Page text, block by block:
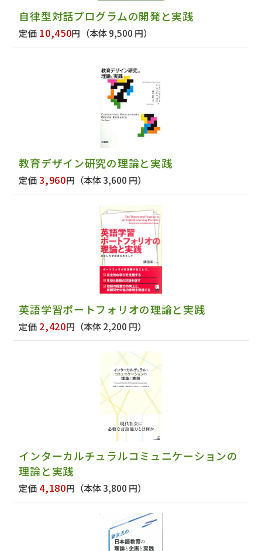
自律型対話プログラムの開発と実践
定価 10,450円 （本体 9,500 円）
教育デザイン研究の理論と実践
定価3,960円 （本体 3,600 円）
英語学習ポートフォリオの理論と実践
定価 2,420円 （本体 2,200 円）
インターカルチュラルコミュニケーションの
理論と実践
定価 4,180円 （本体 3,800 円）